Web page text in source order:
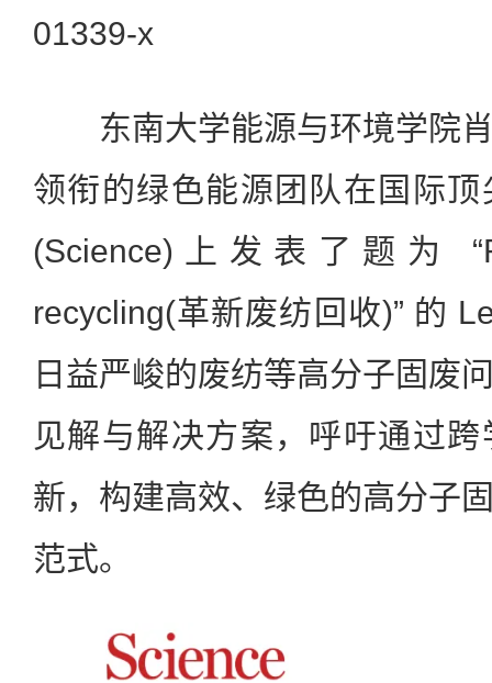
01339-x
东南大学能源与环境学院肖
领衔的绿色能源团队在国际
(Science)上发表了题为
recycling(革新废纺回收)” 的
日益严峻的废纺等高分子固废
见解与解决方案，呼吁通过
新，构建高效、绿色的高分子
范式。